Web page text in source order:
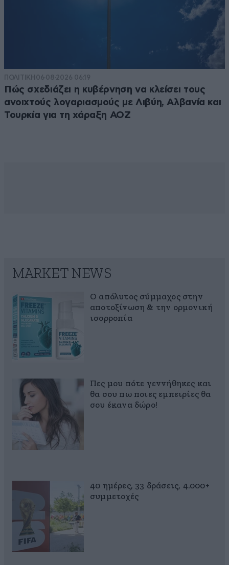
ΠΟΛΙΤΙΚΗ 06·08·2026 06:19
Πώς σχεδιάζει η κυβέρνηση να κλείσει τους
ανοιχτούς λογαριασμούς με Λιβύη, Αλβανία και
Τουρκία για τη χάραξη ΑΟΖ
MARKET NEWS
Ο απόλυτος σύμμαχος στην
αποτοξίνωση & την ορμονική
ισορροπία
Πες μου πότε γεννήθηκες και
θα σου πω ποιες εμπειρίες θα
σου έκανα δώρο!
40 ημέρες, 33 δράσεις, 4.000+
συμμετοχές